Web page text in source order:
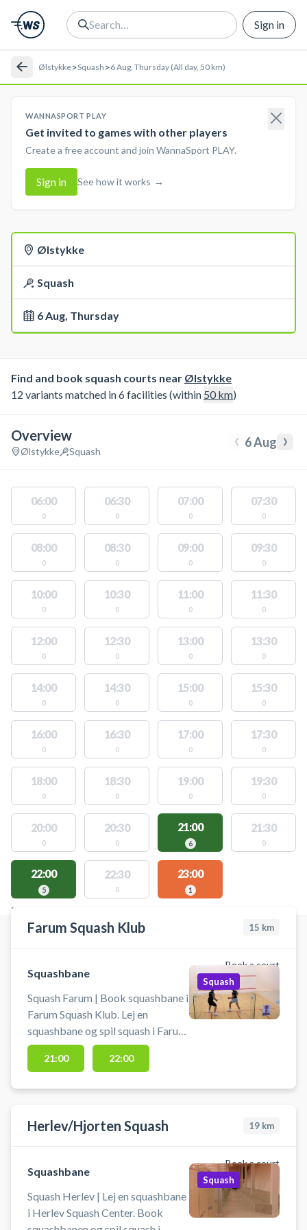
Sign in
Ølstykke>Squash >6 Aug, Thursday (All day, 50 km)
WANNASPORT PLAY
Get invited to games with other players
Create a free account and join WannaSport PLAY.
Sign in See how it works →
Ølstykke
Squash
6 Aug, Thursday
Find and book squash courts near Ølstykke
12 variants matched in 6 facilities (within 50km)
Overview
Ølstykke Squash ‹ 6 Aug ›
06:00
0
06:30
0
07:00
0
07:30
0
08:00
0
08:30
0
09:00
0
09:30
0
10:00
0
10:30
0
11:00
0
11:30
0
12:00
0
12:30
0
13:00
0
13:30
0
14:00
0
14:30
0
15:00
0
15:30
0
16:00
0
16:30
0
17:00
0
17:30
0
18:00
0
18:30
0
19:00
0
19:30
0
20:00
0
20:30
0
21:00
6
21:30
0
22:00
5
22:30
0
23:00
1
FACILITIES WITH AVAILABLE ACTIVITIES
Farum Squash Klub 15 km
Book a court
Squashbane
Squash Farum | Book squashbane i
Farum Squash Klub. Lej en
squashbane og spil squash i Farum
på en af banerne ved byen
squashklub.
Squash
21:00 22:00
Herlev/Hjorten Squash 19 km
Book a court
Squashbane
Squash Herlev | Lej en squashbane
i Herlev Squash Center. Book
Squash